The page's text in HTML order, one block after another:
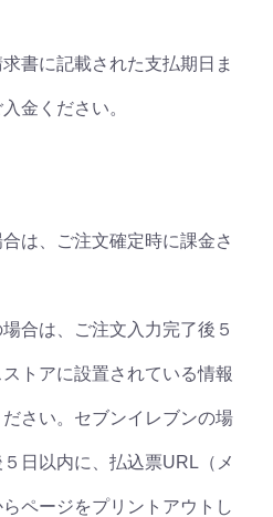
書に記載された支払期日ま
金ください。
は、ご注文確定時に課金さ
合は、ご注文入力完了後５
トアに設置されている情報
さい。セブンイレブンの場
日以内に、払込票URL（メ
ページをプリントアウトし